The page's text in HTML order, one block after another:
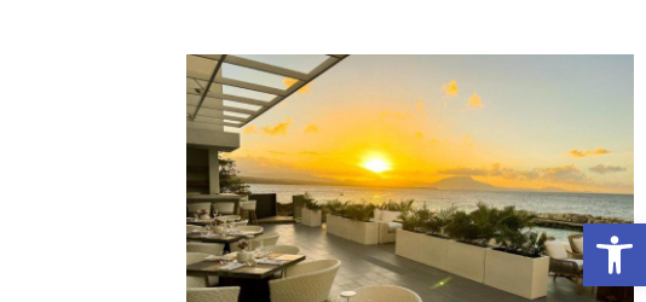
פתח סרגל נגישות